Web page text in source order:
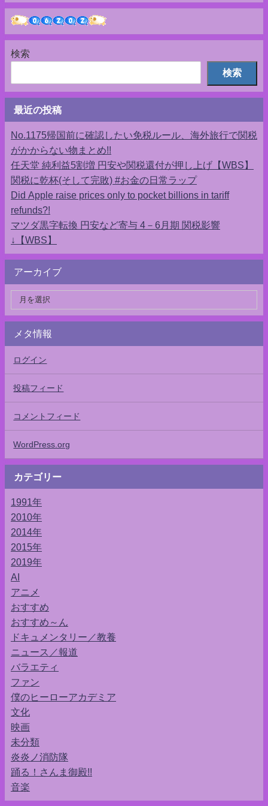
検索
検索
最近の投稿
No.1175帰国前に確認したい免税ルール、海外旅行で関税
がかからない物まとめ!!
任天堂 純利益5割増 円安や関税還付が押し上げ【WBS】
関税に乾杯(そして完敗) #お金の日常ラップ
Did Apple raise prices only to pocket billions in tariff
refunds?!
マツダ黒字転換 円安など寄与 4－6月期 関税影響
↓【WBS】
アーカイブ
メタ情報
ログイン
投稿フィード
コメントフィード
WordPress.org
カテゴリー
1991年
2010年
2014年
2015年
2019年
AI
アニメ
おすすめ
おすすめ～ん
ドキュメンタリー／教養
ニュース／報道
バラエティ
ファン
僕のヒーローアカデミア
文化
映画
未分類
炎炎ノ消防隊
踊る！さんま御殿!!
音楽